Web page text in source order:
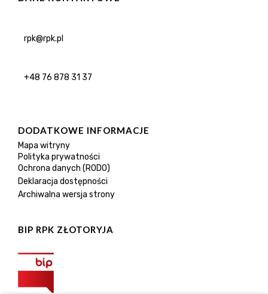
rpk@rpk.pl
+48 76 878 31 37
DODATKOWE INFORMACJE
Mapa witryny
Polityka prywatności
Ochrona danych (RODO)
Deklaracja dostępności
Archiwalna wersja strony
BIP RPK ZŁOTORYJA